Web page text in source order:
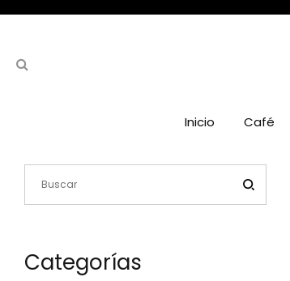
Inicio Café
Categorías